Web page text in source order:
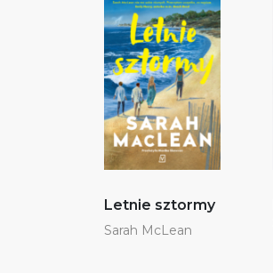
Letnie sztormy
Sarah McLean